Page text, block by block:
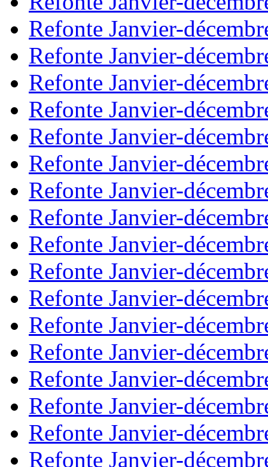
Refonte Janvier-
Refonte Janvier-
Refonte Janvier-
Refonte Janvier-
Refonte Janvier-
Refonte Janvier-
Refonte Janvier-
Refonte Janvier-
Refonte Janvier-
Refonte Janvier-
Refonte Janvier-
Refonte Janvier-
Refonte Janvier-
Refonte Janvier-
Refonte Janvier-
Refonte Janvier-
Refonte Janvier-